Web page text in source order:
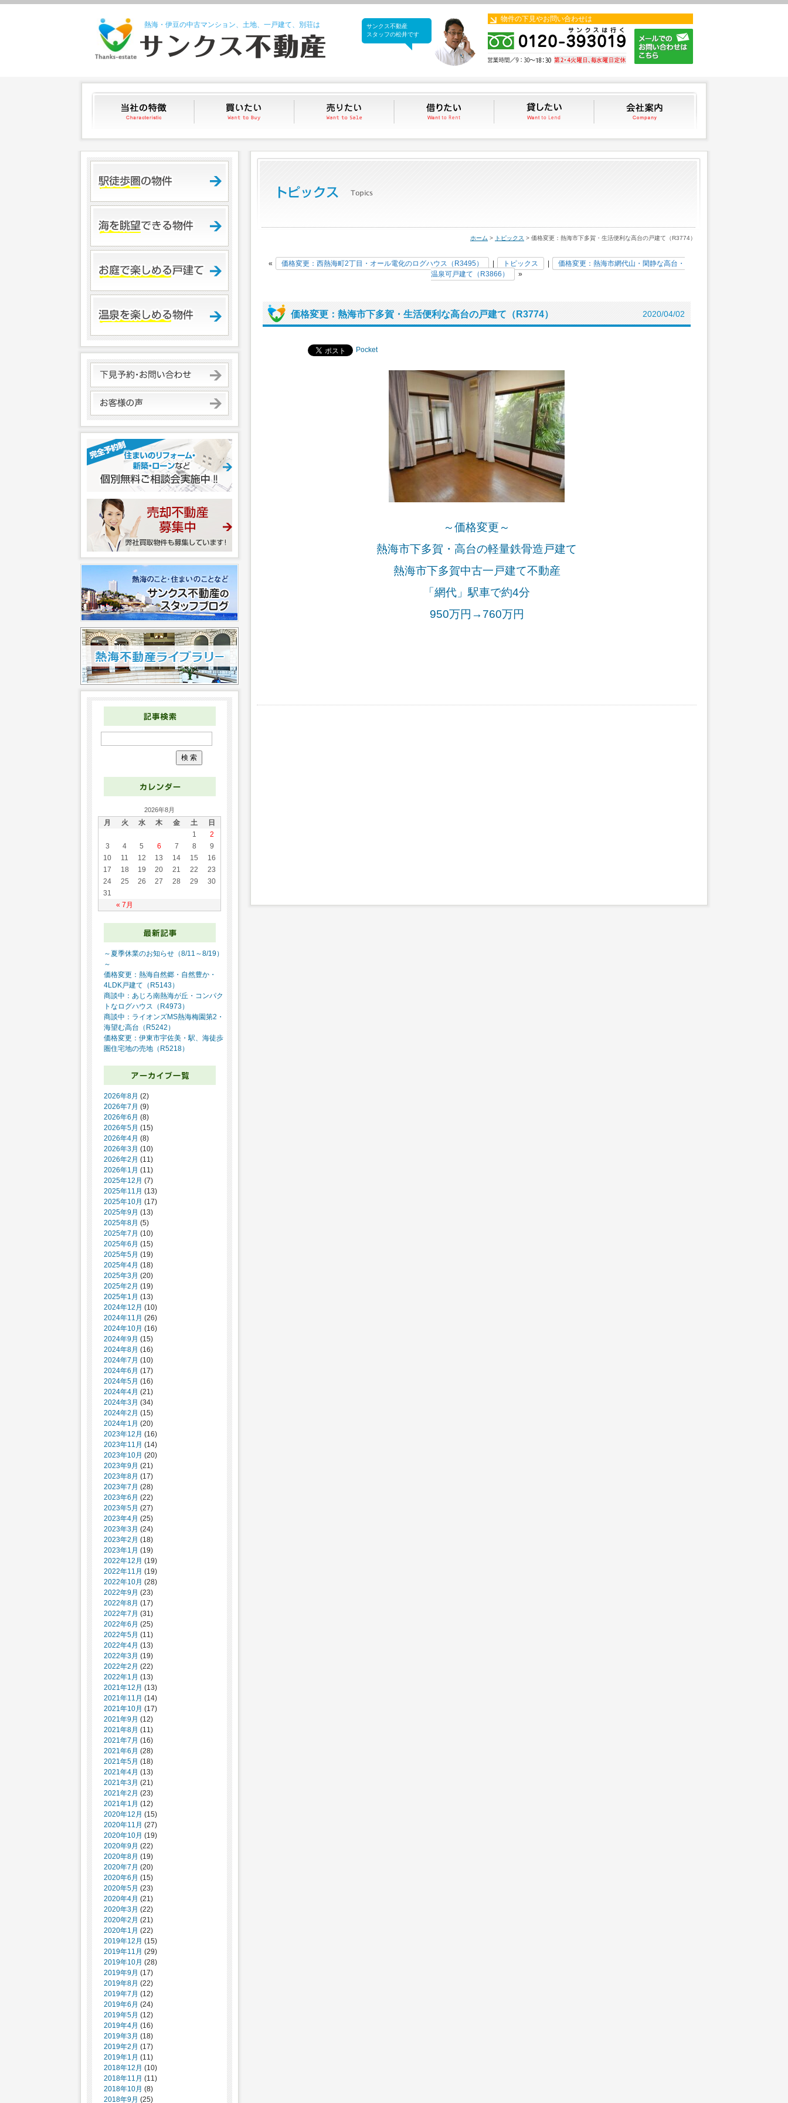
熱海・伊豆の中古マンション、土地、一戸建て、別荘は
サンクス不動産
サンクス不動産
スタッフの松井です
物件の下見やお問い合わせは
当社の特徴 買いたい 売りたい 借りたい 貸したい
ホーム > トピックス > 価格変更：熱海市下多賀・生活便利な高台の戸建て（R3774）
« 価格変更：西熱海町2丁目・オール電化のログハウス（R3495） トピックス
価格変更：熱海市網代山・閑静な高台・
温泉可戸建て（R3866）
»
価格変更：熱海市下多賀・生活便利な高台の戸建て（R3774） 2020/04/02
Pocket
～価格変更～
熱海市下多賀・高台の軽量鉄骨造戸建て
熱海市下多賀中古一戸建て不動産
「網代」駅車で約4分
950万円→760万円
2026年8月
月 火 水 木 金 土 日
« 7月
1
2
3
4 5 6 7 8
9
10
11 12 13 14 15
16
17
18 19 20 21 22
23
24
25 26 27 28 29
30
31
～夏季休業のお知らせ（8/11～8/19）
～
価格変更：熱海自然郷・自然豊か・
4LDK戸建て（R5143）
商談中：あじろ南熱海が丘・コンパク
トなログハウス（R4973）
商談中：ライオンズMS熱海梅園第2・
海望む高台（R5242）
価格変更：伊東市宇佐美・駅、海徒歩
圏住宅地の売地（R5218）
2026年8月 (2)
2026年7月 (9)
2026年6月 (8)
2026年5月 (15)
2026年4月 (8)
2026年3月 (10)
2026年2月 (11)
2026年1月 (11)
2025年12月 (7)
2025年11月 (13)
2025年10月 (17)
2025年9月 (13)
2025年8月 (5)
2025年7月 (10)
2025年6月 (15)
2025年5月 (19)
2025年4月 (18)
2025年3月 (20)
2025年2月 (19)
2025年1月 (13)
2024年12月 (10)
2024年11月 (26)
2024年10月 (16)
2024年9月 (15)
2024年8月 (16)
2024年7月 (10)
2024年6月 (17)
2024年5月 (16)
2024年4月 (21)
2024年3月 (34)
2024年2月 (15)
2024年1月 (20)
2023年12月 (16)
2023年11月 (14)
2023年10月 (20)
2023年9月 (21)
2023年8月 (17)
2023年7月 (28)
2023年6月 (22)
2023年5月 (27)
2023年4月 (25)
2023年3月 (24)
2023年2月 (18)
2023年1月 (19)
2022年12月 (19)
2022年11月 (19)
2022年10月 (28)
2022年9月 (23)
2022年8月 (17)
2022年7月 (31)
2022年6月 (25)
2022年5月 (11)
2022年4月 (13)
2022年3月 (19)
2022年2月 (22)
2022年1月 (13)
2021年12月 (13)
2021年11月 (14)
2021年10月 (17)
2021年9月 (12)
2021年8月 (11)
2021年7月 (16)
2021年6月 (28)
2021年5月 (18)
2021年4月 (13)
2021年3月 (21)
2021年2月 (23)
2021年1月 (12)
2020年12月 (15)
2020年11月 (27)
2020年10月 (19)
2020年9月 (22)
2020年8月 (19)
2020年7月 (20)
2020年6月 (15)
2020年5月 (23)
2020年4月 (21)
2020年3月 (22)
2020年2月 (21)
2020年1月 (22)
2019年12月 (15)
2019年11月 (29)
2019年10月 (28)
2019年9月 (17)
2019年8月 (22)
2019年7月 (12)
2019年6月 (24)
2019年5月 (12)
2019年4月 (16)
2019年3月 (18)
2019年2月 (17)
2019年1月 (11)
2018年12月 (10)
2018年11月 (11)
2018年10月 (8)
2018年9月 (25)